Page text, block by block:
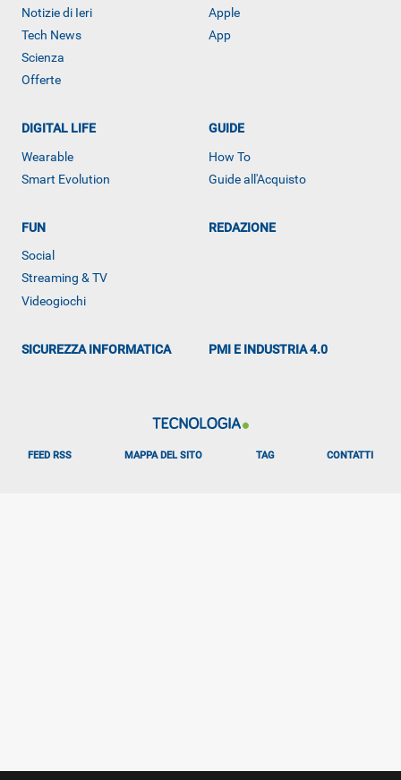
Notizie di Ieri
Tech News
Scienza
Offerte
Apple
App
DIGITAL LIFE
Wearable
Smart Evolution
GUIDE
How To
Guide all'Acquisto
FUN
Social
Streaming & TV
Videogiochi
REDAZIONE
SICUREZZA INFORMATICA PMI E INDUSTRIA 4.0
FEED RSS MAPPA DEL SITO TAG CONTATTI